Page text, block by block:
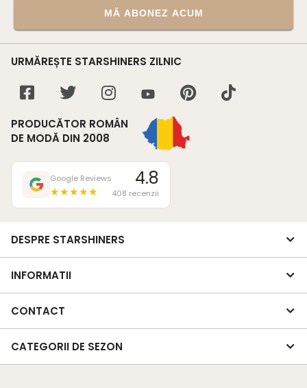
MĂ ABONEZ ACUM
URMĂREȘTE STARSHINERS ZILNIC
PRODUCĂTOR ROMÂN
DE MODĂ DIN 2008
Google Reviews
★★★★★
4.8
408 recenzii
DESPRE STARSHINERS
INFORMATII
CONTACT
CATEGORII DE SEZON